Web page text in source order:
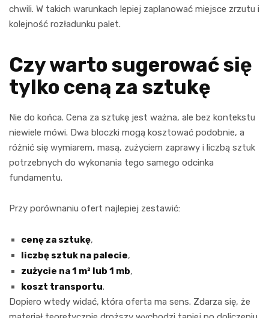
chwili. W takich warunkach lepiej zaplanować miejsce zrzutu i
kolejność rozładunku palet.
Czy warto sugerować się
tylko ceną za sztukę
Nie do końca. Cena za sztukę jest ważna, ale bez kontekstu
niewiele mówi. Dwa bloczki mogą kosztować podobnie, a
różnić się wymiarem, masą, zużyciem zaprawy i liczbą sztuk
potrzebnych do wykonania tego samego odcinka
fundamentu.
Przy porównaniu ofert najlepiej zestawić:
cenę za sztukę,
liczbę sztuk na palecie,
zużycie na 1 m² lub 1 mb,
koszt transportu.
Dopiero wtedy widać, która oferta ma sens. Zdarza się, że